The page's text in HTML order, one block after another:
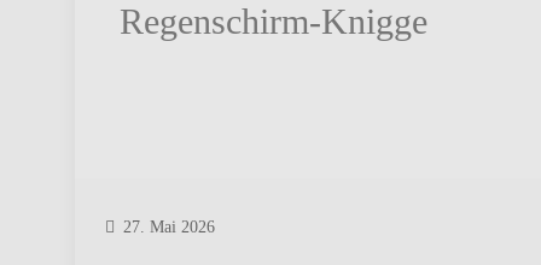
Regenschirm-Knigge
27. Mai 2026